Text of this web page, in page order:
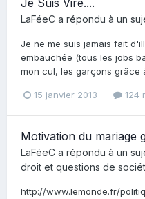
Je Suis Viré....
LaFéeC a répondu à un
Je ne me suis jamais fait
embauchée (tous les jobs
mon cul, les garçons grâce
15 janvier 2013 124
Motivation du mariage
LaFéeC a répondu à un
droit et questions de
http://www.lemonde.fr/